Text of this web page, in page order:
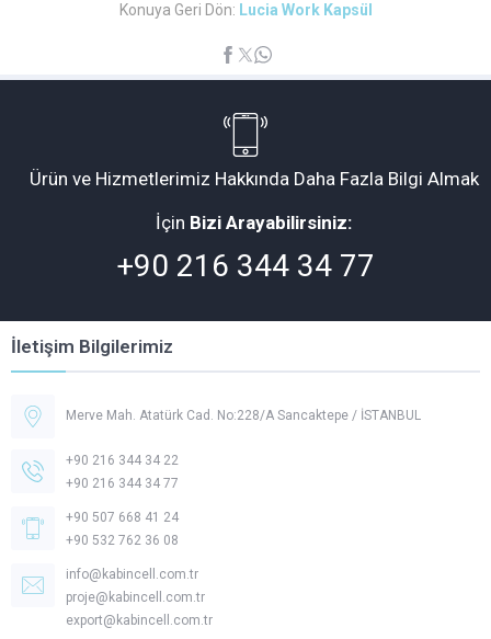
Konuya Geri Dön: Lucia Work Kapsül
Ürün ve Hizmetlerimiz Hakkında Daha Fazla Bilgi Almak
İçin Bizi Arayabilirsiniz:
+90 216 344 34 77
İletişim Bilgilerimiz
Merve Mah. Atatürk Cad. No:228/A Sancaktepe / İSTANBUL
+90 216 344 34 22
+90 216 344 34 77
+90 507 668 41 24
+90 532 762 36 08
info@kabincell.com.tr
proje@kabincell.com.tr
export@kabincell.com.tr
Müşteri Temsilcisi -
Kabincell